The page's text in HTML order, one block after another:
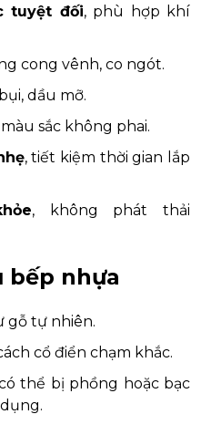
tuyệt đối, phù hợp khí
cong vênh, co ngót.
dầu mỡ.
màu sắc không phai.
, tiết kiệm thời gian lắp
, không phát thải
bếp nhựa
gỗ tự nhiên.
cổ điển chạm khắc.
thể bị phồng hoặc bạc